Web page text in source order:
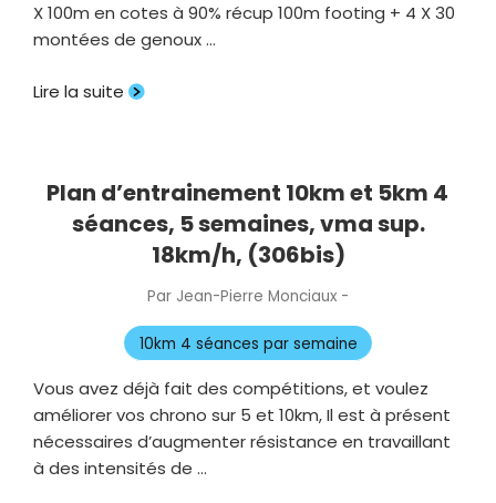
X 100m en cotes à 90% récup 100m footing + 4 X 30
montées de genoux …
Lire la suite
Plan d’entrainement 10km et 5km 4
séances, 5 semaines, vma sup.
18km/h, (306bis)
Par Jean-Pierre Monciaux -
le
10km 4 séances par semaine
Vous avez déjà fait des compétitions, et voulez
améliorer vos chrono sur 5 et 10km, Il est à présent
nécessaires d’augmenter résistance en travaillant
à des intensités de …